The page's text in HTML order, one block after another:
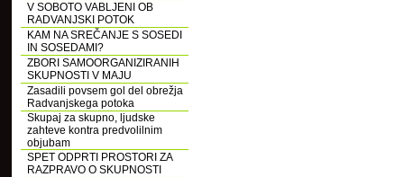
V SOBOTO VABLJENI OB
RADVANJSKI POTOK
KAM NA SREČANJE S SOSEDI
IN SOSEDAMI?
ZBORI SAMOORGANIZIRANIH
SKUPNOSTI V MAJU
Zasadili povsem gol del obrežja
Radvanjskega potoka
Skupaj za skupno, ljudske
zahteve kontra predvolilnim
objubam
SPET ODPRTI PROSTORI ZA
RAZPRAVO O SKUPNOSTI